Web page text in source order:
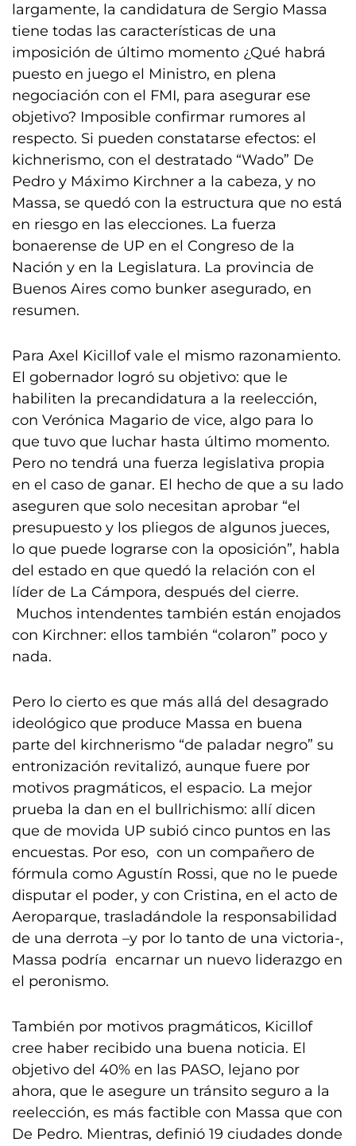
largamente, la candidatura de Sergio Massa
tiene todas las características de una
imposición de último momento ¿Qué habrá
puesto en juego el Ministro, en plena
negociación con el FMI, para asegurar ese
objetivo? Imposible confirmar rumores al
respecto. Si pueden constatarse efectos: el
kichnerismo, con el destratado “Wado” De
Pedro y Máximo Kirchner a la cabeza, y no
Massa, se quedó con la estructura que no está
en riesgo en las elecciones. La fuerza
bonaerense de UP en el Congreso de la
Nación y en la Legislatura. La provincia de
Buenos Aires como bunker asegurado, en
resumen.
Para Axel Kicillof vale el mismo razonamiento.
El gobernador logró su objetivo: que le
habiliten la precandidatura a la reelección,
con Verónica Magario de vice, algo para lo
que tuvo que luchar hasta último momento.
Pero no tendrá una fuerza legislativa propia
en el caso de ganar. El hecho de que a su lado
aseguren que solo necesitan aprobar “el
presupuesto y los pliegos de algunos jueces,
lo que puede lograrse con la oposición”, habla
del estado en que quedó la relación con el
líder de La Cámpora, después del cierre.
Muchos intendentes también están enojados
con Kirchner: ellos también “colaron” poco y
nada.
Pero lo cierto es que más allá del desagrado
ideológico que produce Massa en buena
parte del kirchnerismo “de paladar negro” su
entronización revitalizó, aunque fuere por
motivos pragmáticos, el espacio. La mejor
prueba la dan en el bullrichismo: allí dicen
que de movida UP subió cinco puntos en las
encuestas. Por eso, con un compañero de
fórmula como Agustín Rossi, que no le puede
disputar el poder, y con Cristina, en el acto de
Aeroparque, trasladándole la responsabilidad
de una derrota –y por lo tanto de una victoria-,
Massa podría encarnar un nuevo liderazgo en
el peronismo.
También por motivos pragmáticos, Kicillof
cree haber recibido una buena noticia. El
objetivo del 40% en las PASO, lejano por
ahora, que le asegure un tránsito seguro a la
reelección, es más factible con Massa que con
De Pedro. Mientras, definió 19 ciudades donde